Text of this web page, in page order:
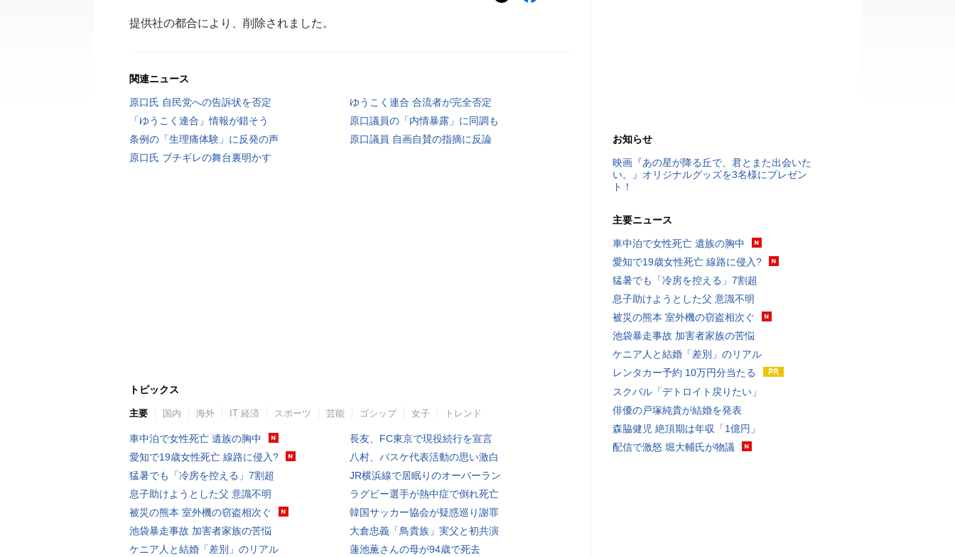
提供社の都合により、削除されました。
関連ニュース
原口氏 自民党への告訴状を否定
ゆうこく連合 合流者が完全否定
「ゆうこく連合」情報が錯そう
原口議員の「内情暴露」に同調も
条例の「生理痛体験」に反発の声
原口議員 自画自賛の指摘に反論
原口氏 ブチギレの舞台裏明かす
トピックス
主要 国内 海外 IT 経済 スポーツ 芸能 ゴシップ 女子 トレンド
車中泊で女性死亡 遺族の胸中
愛知で19歳女性死亡 線路に侵入?
猛暑でも「冷房を控える」7割超
息子助けようとした父 意識不明
被災の熊本 室外機の窃盗相次ぐ
池袋暴走事故 加害者家族の苦悩
ケニア人と結婚「差別」のリアル
長友、FC東京で現役続行を宣言
八村、バスケ代表活動の思い激白
JR横浜線で居眠りのオーバーラン
ラグビー選手が熱中症で倒れ死亡
韓国サッカー協会が疑惑巡り謝罪
大倉忠義「鳥貴族」実父と初共演
蓮池薫さんの母が94歳で死去
お知らせ
映画『あの星が降る丘で、君とまた出会いた
い。』オリジナルグッズを3名様にプレゼン
ト！
主要ニュース
車中泊で女性死亡 遺族の胸中
愛知で19歳女性死亡 線路に侵入?
猛暑でも「冷房を控える」7割超
息子助けようとした父 意識不明
被災の熊本 室外機の窃盗相次ぐ
池袋暴走事故 加害者家族の苦悩
ケニア人と結婚「差別」のリアル
レンタカー予約 10万円分当たる
スクバル「デトロイト戻りたい」
俳優の戸塚純貴が結婚を発表
森脇健児 絶頂期は年収「1億円」
配信で激怒 堀大輔氏が物議